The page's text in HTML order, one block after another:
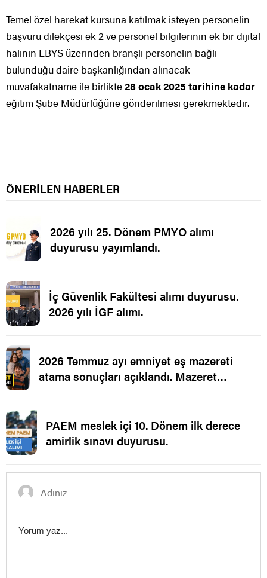
Temel özel harekat kursuna katılmak isteyen personelin
başvuru dilekçesi ek 2 ve personel bilgilerinin ek bir dijital
halinin EBYS üzerinden branşlı personelin bağlı
bulunduğu daire başkanlığından alınacak
muvafakatname ile birlikte28 ocak 2025 tarihine kadar
eğitim Şube Müdürlüğüne gönderilmesi gerekmektedir.
ÖNERİLEN HABERLER
2026 yılı 25. Dönem PMYO alımı
duyurusu yayımlandı.
İç Güvenlik Fakültesi alımı duyurusu.
2026 yılı İGF alımı.
2026 Temmuz ayı emniyet eş mazereti
atama sonuçları açıklandı. Mazeret
PAEM meslek içi 10. Dönem ilk derece
amirlik sınavı duyurusu.